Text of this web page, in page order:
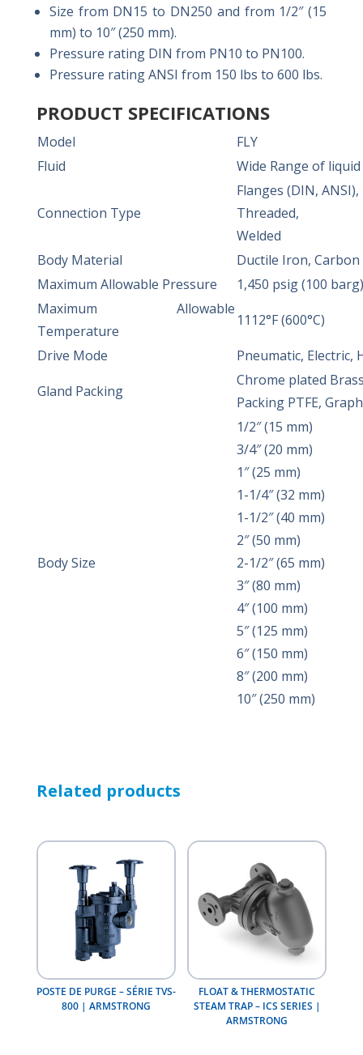
Size from DN15 to DN250 and from 1/2″ (15
mm) to 10″ (250 mm).
Pressure rating DIN from PN10 to PN100.
Pressure rating ANSI from 150 lbs to 600 lbs.
PRODUCT SPECIFICATIONS
Model
FLY
Fluid
Wide Range of
Connection Type
Flanges (DIN, ANSI),
Threaded,
Welded
Body Material
Ductile Iron, Carbon
Maximum Allowable Pressure
1,450 psig (100 barg)
Maximum Allowable
Temperature
1112°F (600°C)
Drive Mode
Pneumatic, Electric,
Gland Packing
Chrome plated
Packing PTFE,
Body Size
1/2″ (15 mm)
3/4″ (20 mm)
1″ (25 mm)
1-1/4″ (32 mm)
1-1/2″ (40 mm)
2″ (50 mm)
2-1/2″ (65 mm)
3″ (80 mm)
4″ (100 mm)
5″ (125 mm)
6″ (150 mm)
8″ (200 mm)
10″ (250 mm)
Related products
POSTE DE PURGE – SÉRIE TVS-
800 | ARMSTRONG
FLOAT & THERMOSTATIC
STEAM TRAP – ICS SERIES |
ARMSTRONG